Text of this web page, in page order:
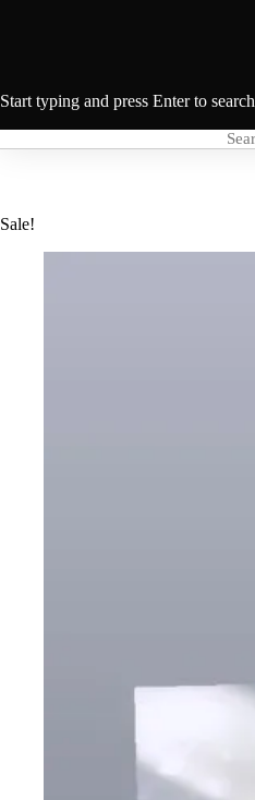
Start typing and press Enter to search
Sale!